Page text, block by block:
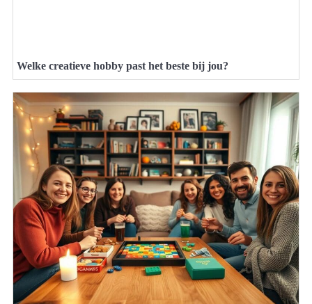
Welke creatieve hobby past het beste bij jou?